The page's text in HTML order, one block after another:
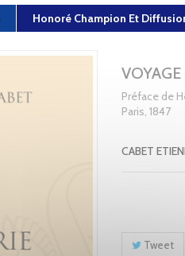
Honoré Champion Et
Préface de
Paris, 1847
CABET
Tweet